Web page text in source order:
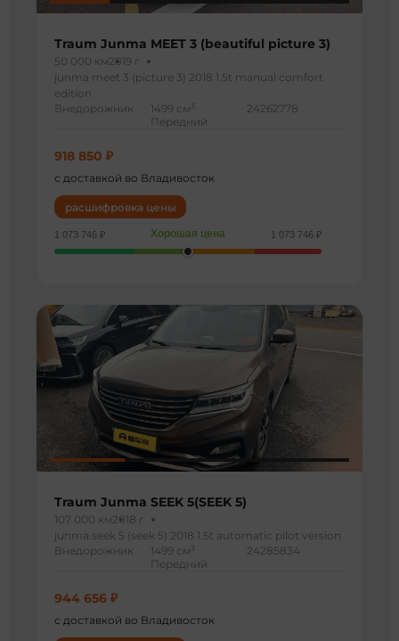
Traum Junma MEET 3 (beautiful picture 3)
50 000 км2019 г
junma meet 3 (picture 3) 2018 1.5t manual comfort
edition
Внедорожник
1499 см 3
Передний
24262778
918 850 ₽
с доставкой во Владивосток
расшифровка цены
1 073 746 ₽ Хорошая цена 1 073 746 ₽
Traum Junma SEEK 5(SEEK 5)
107 000 км2018 г
junma seek 5 (seek 5) 2018 1.5t automatic pilot version
Внедорожник
1499 см 3
Передний
24285834
944 656 ₽
с доставкой во Владивосток